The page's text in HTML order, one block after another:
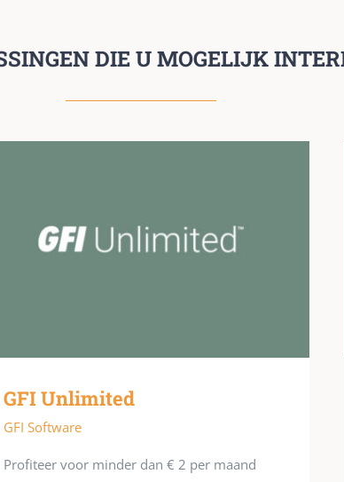
DIE U MOGELIJK
GFI Unlimited
GFI Software
Profiteer voor minder dan € 2 per maand